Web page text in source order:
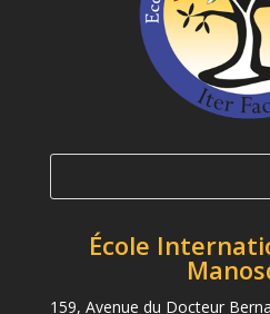
École
159, Avenue du Docteur